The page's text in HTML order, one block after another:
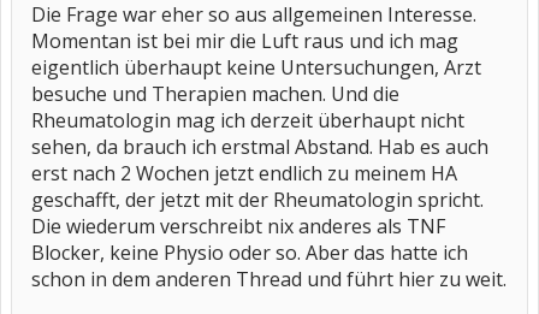
Die Frage war eher so aus allgemeinen Interesse.
Momentan ist bei mir die Luft raus und ich mag
eigentlich überhaupt keine Untersuchungen, Arzt
besuche und Therapien machen. Und die
Rheumatologin mag ich derzeit überhaupt nicht
sehen, da brauch ich erstmal Abstand. Hab es auch
erst nach 2 Wochen jetzt endlich zu meinem HA
geschafft, der jetzt mit der Rheumatologin spricht.
Die wiederum verschreibt nix anderes als TNF
Blocker, keine Physio oder so. Aber das hatte ich
schon in dem anderen Thread und führt hier zu weit.